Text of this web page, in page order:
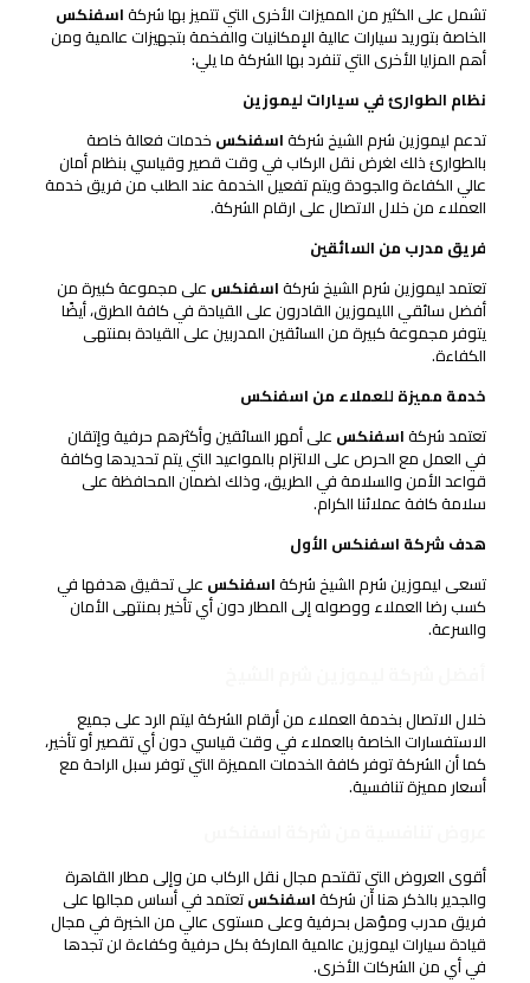
تشمل على الكثير من المميزات الأخرى التي تتميز بها شركةاسفنكس
الخاصة بتوريد سيارات عالية الإمكانيات والفخمة بتجهيزات عالمية ومن
أهم المزايا الأخرى التي تنفرد بها الشركة ما يلي:
نظام الطوارئ في سيارات ليموزين
تدعم ليموزين شرم الشيخ شركةاسفنكس خدمات فعالة خاصة
بالطوارئ ذلك لغرض نقل الركاب في وقت قصير وقياسي بنظام أمان
عالي الكفاءة والجودة ويتم تفعيل الخدمة عند الطلب من فريق خدمة
العملاء من خلال الاتصال على ارقام الشركة.
فريق مدرب من السائقين
تعتمد ليموزين شرم الشيخ شركةاسفنكس على مجموعة كبيرة من
أفضل سائقي الليموزين القادرون على القيادة في كافة الطرق، أيضًا
يتوفر مجموعة كبيرة من السائقين المدربين على القيادة بمنتهى
الكفاءة.
خدمة مميزة للعملاء من اسفنكس
تعتمد شركةاسفنكس على أمهر السائقين وأكثرهم حرفية وإتقان
في العمل مع الحرص على الالتزام بالمواعيد التي يتم تحديدها وكافة
قواعد الأمن والسلامة في الطريق، وذلك لضمان المحافظة على
سلامة كافة عملائنا الكرام.
هدف شركة اسفنكس الأول
تسعى ليموزين شرم الشيخ شركةاسفنكس على تحقيق هدفها في
كسب رضا العملاء ووصوله إلى المطار دون أي تأخير بمنتهى الأمان
والسرعة.
خلال الاتصال بخدمة العملاء من أرقام الشركة ليتم الرد على جميع
الاستفسارات الخاصة بالعملاء في وقت قياسي دون أي تقصير أو تأخير،
كما أن الشركة توفر كافة الخدمات المميزة التي توفر سبل الراحة مع
أسعار مميزة تنافسية.
أقوى العروض التي تقتحم مجال نقل الركاب من وإلى مطار القاهرة
والجدير بالذكر هنا أن شركةاسفنكستعتمد في أساس مجالها على
فريق مدرب ومؤهل بحرفية وعلى مستوى عالي من الخبرة في مجال
قيادة سيارات ليموزين عالمية الماركة بكل حرفية وكفاءة لن تجدها
في أي من الشركات الأخرى.